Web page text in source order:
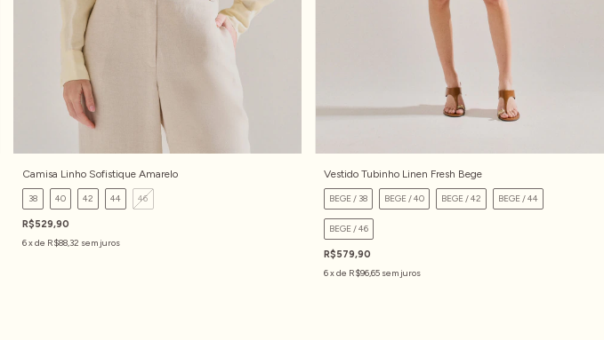
Camisa Linho Sofistique Amarelo
38 40 42 44 46
R$529,90
6x de R$88,32 sem juros
Vestido Tubinho Linen Fresh Bege
BEGE / 38 BEGE / 40 BEGE / 42 BEGE / 44
BEGE / 46
R$579,90
6x de R$96,65 sem juros